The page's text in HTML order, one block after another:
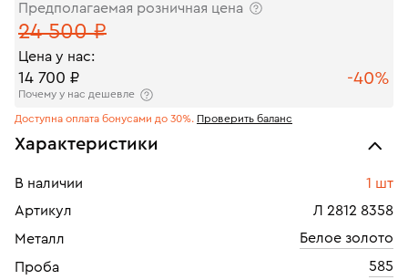
Предполагаемая розничная цена
24 500 ₽
Цена у нас:
14 700 ₽ -40%
Почему у нас дешевле
Доступна оплата бонусами до 30%. Проверить баланс
Характеристики
В наличии
1 шт
Артикул
Л 2812 8358
Металл
Белое золото
Проба
585